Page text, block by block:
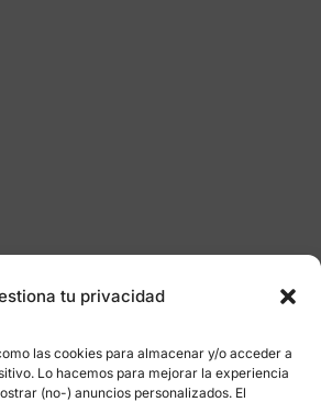
tu privacidad
las cookies para almacenar y/o acceder a
Lo hacemos para mejorar la experiencia
(no-) anuncios personalizados. El